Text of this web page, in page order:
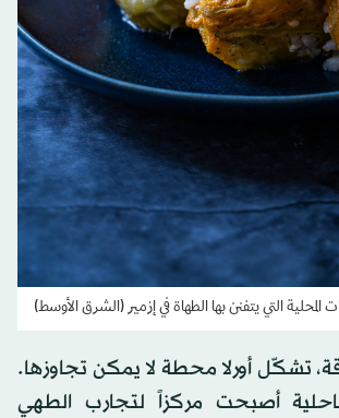
المحلية التي يتفنن بها الطهاة في إزمير (الشرق الأوسط)
تشكّل أورلا محطة لا يمكن تجاوزها.
أصبحت مركزاً لتجارب الطهي